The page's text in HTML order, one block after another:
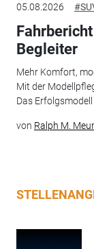
05.08.2026
Begleiter
Mehr Komfort,
Mit der
Das
von Ralph M.